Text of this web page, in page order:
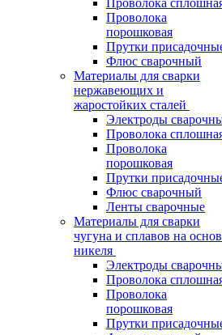
Проволока
Проволока
порошковая
Прутки
Флюс сварочный
Материалы для сварки
нержавеющих и
жаростойких сталей
Электроды
Проволока
Проволока
порошковая
Прутки
Флюс сварочный
Ленты сварочные
Материалы для сварки
чугуна и сплавов на
никеля
Электроды
Проволока
Проволока
порошковая
Прутки